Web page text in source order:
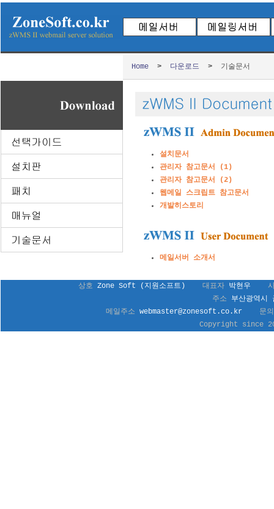
Home > 다운로드 > 기술문서
설치문서
관리자 참고문서 (1)
관리자 참고문서 (2)
웹메일 스크립트 참고문서
개발히스토리
메일서버 소개서
상호 Zone Soft (지원소프트) 대표자 박현우
주소
부산광역시
메일주소 webmaster@zonesoft.co.kr
문
Copyright since